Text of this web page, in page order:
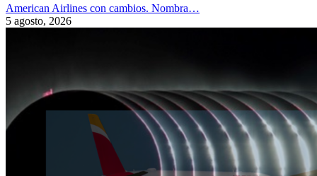
American Airlines con cambios. Nombra…
5 agosto, 2026